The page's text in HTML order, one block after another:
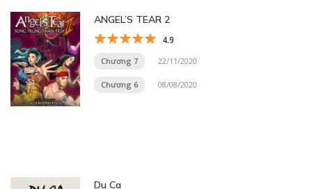
ANGEL’S TEAR 2
4.9
Chương 7 22/11/2020
Chương 6 08/08/2020
Du Ca